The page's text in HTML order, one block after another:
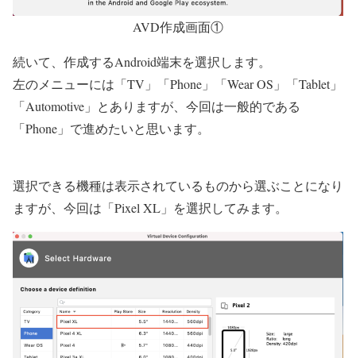
AVD作成画面①
続いて、作成するAndroid端末を選択します。
左のメニューには「TV」「Phone」「Wear OS」「Tablet」
「Automotive」とありますが、今回は一般的である
「Phone」で進めたいと思います。
選択できる機種は表示されているものから選ぶことになり
ますが、 今回は「Pixel XL」を選択してみます。